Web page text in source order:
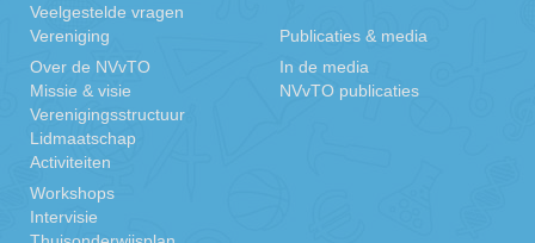
Veelgestelde vragen
Vereniging
Over de NVvTO
Missie & visie
Verenigingsstructuur
Lidmaatschap
Activiteiten
Workshops
Intervisie
Publicaties & media
In de media
NVvTO publicaties